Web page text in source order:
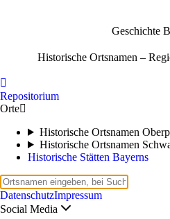
Geschichte
Historische Ortsnamen –

Repositorium
Orte
Historische Ortsnamen
Historische Ortsnamen
Historische Stätten Bayerns
DatenschutzImpressum
Social Media